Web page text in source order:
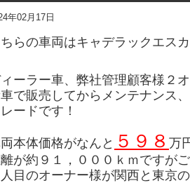
年02月17日
らの車両はキャデラックエス
ーラー車、弊社管理顧客様２
で販売してからメンテナンス
ードです！
本体価格がなんと ５９８ 万
が約９１，０００ｋｍですがご
目のオーナー様が関西と東京